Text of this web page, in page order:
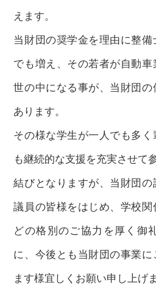
えます。
当財団の奨学金を理由に整
でも増え、その若者が自動
世の中になる事が、当財団
あります。
その様な学生が一人でも多
も継続的な支援を充実させて
結びとなりますが、当財団
議員の皆様をはじめ、学校
どの格別のご協力を厚く御
に、今後とも当財団の事業
ます様宜しくお願い申し上げ